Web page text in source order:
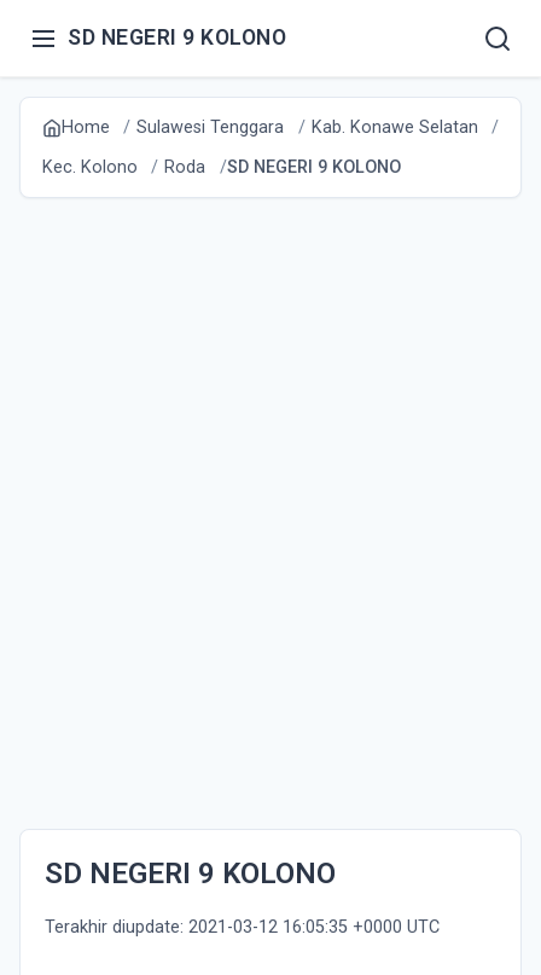
SD NEGERI 9 KOLONO
Home Sulawesi Tenggara
Kab. Konawe Selatan
Kec. Kolono
Roda SD NEGERI 9 KOLONO
SD NEGERI 9 KOLONO
Terakhir diupdate: 2021-03-12 16:05:35 +0000 UTC